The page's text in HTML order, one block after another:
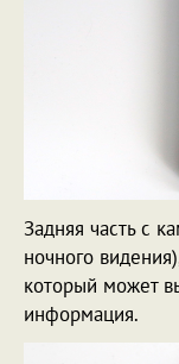
Задняя часть с
ночного
который может
информация.